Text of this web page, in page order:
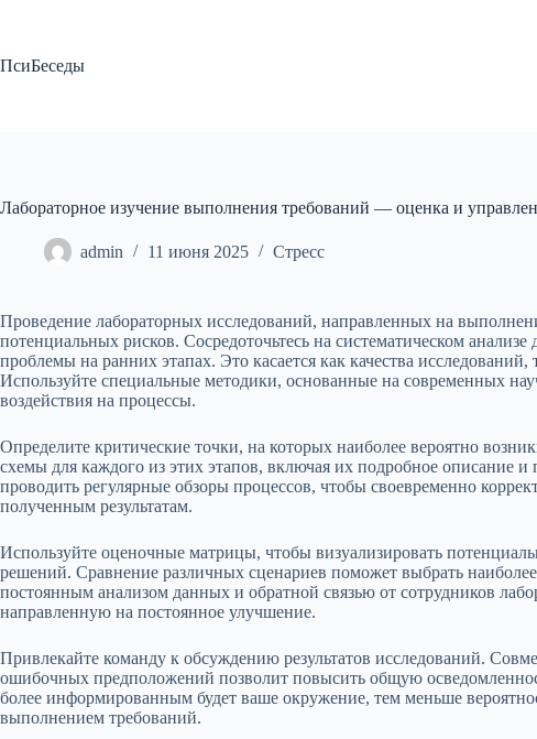
ПсиБеседы
Лабораторное изучение выполнения требований — оценка и
admin 11 июня 2025 Стресс
Проведение лабораторных исследований, направленных на
потенциальных рисков. Сосредоточьтесь на систематическом
проблемы на ранних этапах. Это касается как качества
Используйте специальные методики, основанные на современных
воздействия на процессы.
Определите критические точки, на которых наиболее вероятно
схемы для каждого из этих этапов, включая их подробное описание
проводить регулярные обзоры процессов, чтобы своевременно
полученным результатам.
Используйте оценочные матрицы, чтобы визуализировать
решений. Сравнение различных сценариев поможет выбрать
постоянным анализом данных и обратной связью от сотрудников
направленную на постоянное улучшение.
Привлекайте команду к обсуждению результатов исследований.
ошибочных предположений позволит повысить общую
более информированным будет ваше окружение, тем меньше
выполнением требований.